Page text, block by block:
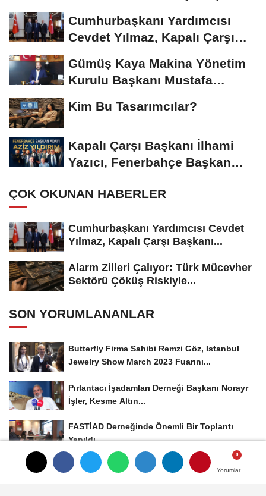
Yorumlar
Yorumlar
Cumhurbaşkanı Yardımcısı
Cevdet Yılmaz, Kapalı Çarşı
Gümüş Kaya Makina Yönetim
Kurulu Başkanı Mustafa
Kim Bu Tasarımcılar?
Kapalı Çarşı Başkanı İlhami
Yazıcı, Fenerbahçe Başkan
ÇOK OKUNAN HABERLER
Cumhurbaşkanı Yardımcısı Cevdet
Yılmaz, Kapalı Çarşı Başkanı...
Alarm Zilleri Çalıyor: Türk Mücevher
Sektörü Çöküş Riskiyle...
SON YORUMLANANLAR
Butterfly Firma Sahibi Remzi Göz, Istanbul
Jewelry Show March 2023 Fuarını...
Pırlantacı İşadamları Derneği Başkanı Norayr
İşler, Kesme Altın...
FASTİAD Derneğinde Önemli Bir Toplantı
Yapıldı